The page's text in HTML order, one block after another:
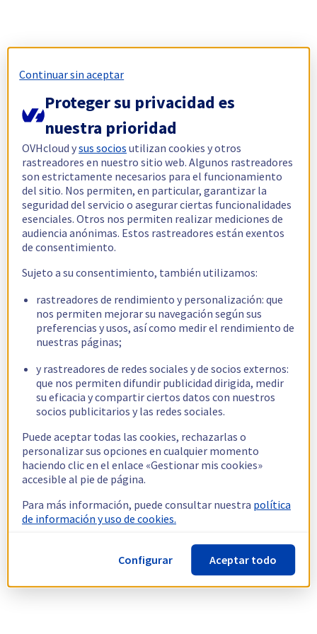
Continuar sin aceptar
Proteger su privacidad es
nuestra prioridad
OVHcloud ysus socios utilizan cookies y otros
rastreadores en nuestro sitio web. Algunos rastreadores
son estrictamente necesarios para el funcionamiento
del sitio. Nos permiten, en particular, garantizar la
seguridad del servicio o asegurar ciertas funcionalidades
esenciales. Otros nos permiten realizar mediciones de
audiencia anónimas. Estos rastreadores están exentos
de consentimiento.
Sujeto a su consentimiento, también utilizamos:
rastreadores de rendimiento y personalización: que
nos permiten mejorar su navegación según sus
preferencias y usos, así como medir el rendimiento de
nuestras páginas;
y rastreadores de redes sociales y de socios externos:
que nos permiten difundir publicidad dirigida, medir
su eficacia y compartir ciertos datos con nuestros
socios publicitarios y las redes sociales.
Puede aceptar todas las cookies, rechazarlas o
personalizar sus opciones en cualquier momento
haciendo clic en el enlace «Gestionar mis cookies»
accesible al pie de página.
Para más información, puede consultar nuestra política
de información y uso de cookies.
Configurar Aceptar todo